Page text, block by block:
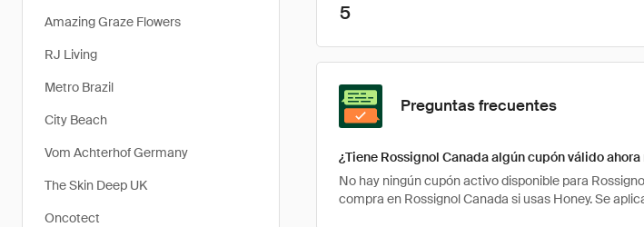
Amazing Graze Flowers
RJ Living
Metro Brazil
City Beach
Vom Achterhof Germany
The Skin Deep UK
Oncotect
5
Preguntas frecuentes
¿Tiene Rossignol Canada algún cupón válido
No hay ningún cupón activo disponible para
compra en Rossignol Canada si usas Honey. Se